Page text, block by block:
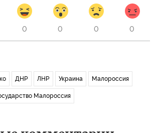
0 0 0 0
ДНР ЛНР Украина Малороссия
Малороссия